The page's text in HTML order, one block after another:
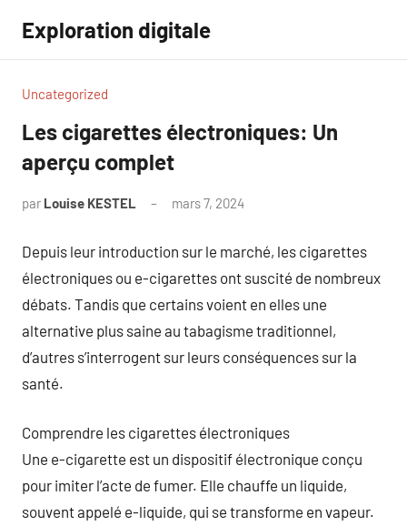
contenu
Exploration digitale
Uncategorized
Les cigarettes électroniques: Un
aperçu complet
par Louise KESTEL mars 7, 2024
Depuis leur introduction sur le marché, les cigarettes
électroniques ou e-cigarettes ont suscité de nombreux
débats. Tandis que certains voient en elles une
alternative plus saine au tabagisme traditionnel,
d’autres s’interrogent sur leurs conséquences sur la
santé.
Comprendre les cigarettes électroniques
Une e-cigarette est un dispositif électronique conçu
pour imiter l’acte de fumer. Elle chauffe un liquide,
souvent appelé e-liquide, qui se transforme en vapeur.